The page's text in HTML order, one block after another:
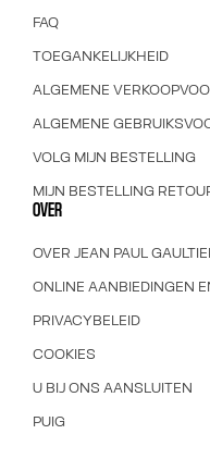
FAQ
TOEGANKELIJKHEID
ALGEMENE
ALGEMENE
VOLG MIJN BESTELLING
MIJN BESTELLING
OVER
OVER JEAN PAUL
ONLINE AANBIEDINGEN
PRIVACYBELEID
COOKIES
U BIJ ONS AANSLUITEN
PUIG